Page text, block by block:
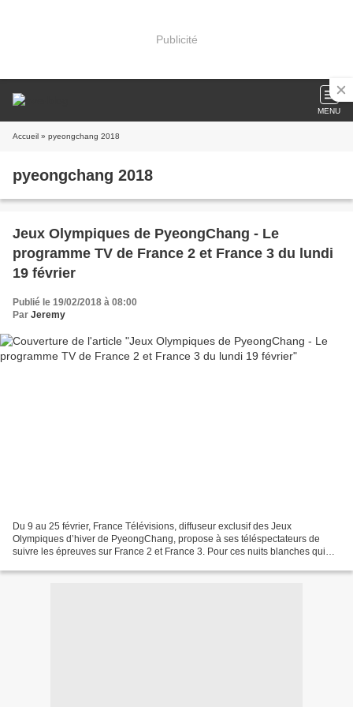
Publicité
MENU
Accueil » pyeongchang 2018
pyeongchang 2018
Jeux Olympiques de PyeongChang - Le
programme TV de France 2 et France 3 du lundi
19 février
Publié le 19/02/2018 à 08:00
Par Jeremy
Du 9 au 25 février, France Télévisions, diffuseur exclusif des Jeux
Olympiques d’hiver de PyeongChang, propose à ses téléspectateurs de
suivre les épreuves sur France 2 et France 3. Pour ces nuits blanches qui